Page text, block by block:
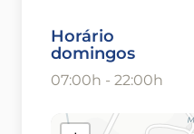
Horário
domingos
07:00h - 22:00h